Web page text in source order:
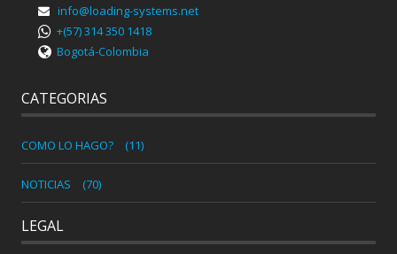
info@loading-systems.net
+(57) 314 350 1418
Bogotá-Colombia
CATEGORIAS
COMO LO HAGO? (11)
NOTICIAS (70)
LEGAL